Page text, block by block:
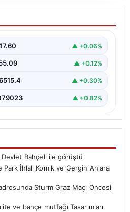
Önünde Park İhlali
Sahne Oldu
bulunan bir kafede çalışan…
▲ +0.06%
▲ +0.12%
▲ +0.30%
▲ +0.82%
Devlet Bahçeli ile görüştü
Park İhlali Komik ve Gergin Anlara
Sturm Graz Maçı Öncesi
ve bahçe mutfağı Tasarımları